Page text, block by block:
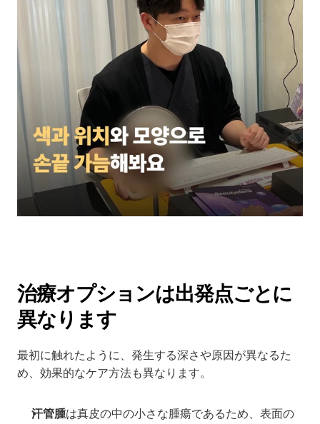
治療オプションは出発点ごとに
異なります
最初に触れたように、発生する深さや原因が異なるた
め、効果的なケア方法も異なります。
汗管腫は真皮の中の小さな腫瘍であるため、表面の